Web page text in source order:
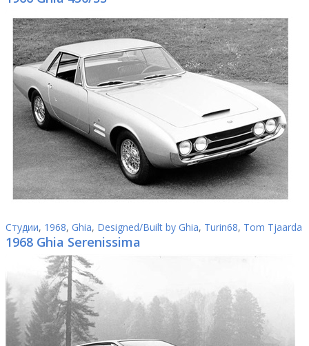
Студии, 1968, Ghia, Designed/Built by Ghia, Turin68, Tom Tjaarda
1968 Ghia Serenissima